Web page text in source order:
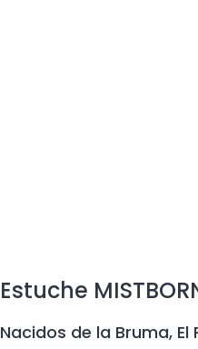
Estuche
Nacidos de la Bruma, El